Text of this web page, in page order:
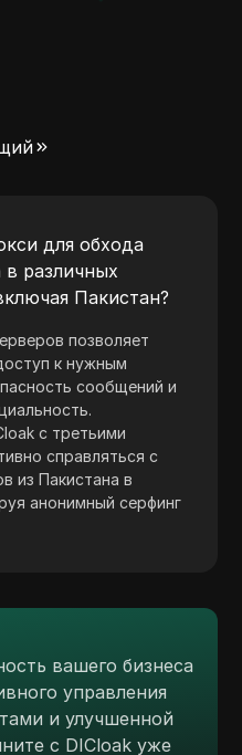
для обхода
в различных
Пакистан?
позволяет
к нужным
сообщений и
с третьими
справляться с
из Пакистана в
анонимный серфинг
вашего бизнеса
управления
и улучшенной
с DICloak уже